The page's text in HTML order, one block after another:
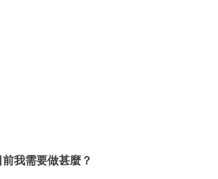
前我需要做甚麼？